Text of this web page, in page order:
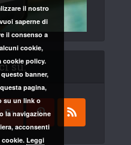
su:
il nostro
saperne di
il consenso a
cookie,
cookie policy.
banner,
pagina,
su un link o
la navigazione
acconsenti
cookie. Leggi